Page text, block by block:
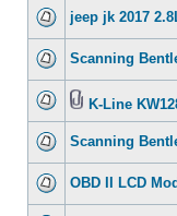
jeep jk 2017
Scanning
K-Line
Scanning
OBD II LCD